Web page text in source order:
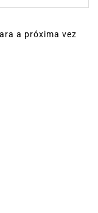
a próxima vez